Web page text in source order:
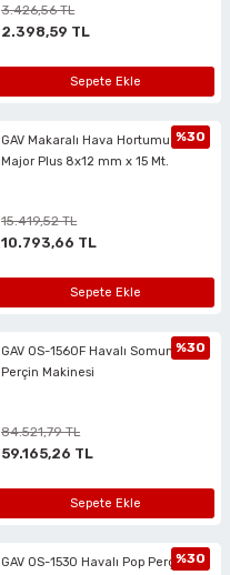
3.426,56 TL
2.398,59 TL
Sepete Ekle
GAV Makaralı Hava Hortumu -
Major Plus 8x12 mm x 15 Mt.
%30
15.419,52 TL
10.793,66 TL
Sepete Ekle
GAV OS-1560F Havalı Somunlu
Perçin Makinesi
%30
84.521,79 TL
59.165,26 TL
Sepete Ekle
GAV OS-1530 Havalı Pop Perçin%30